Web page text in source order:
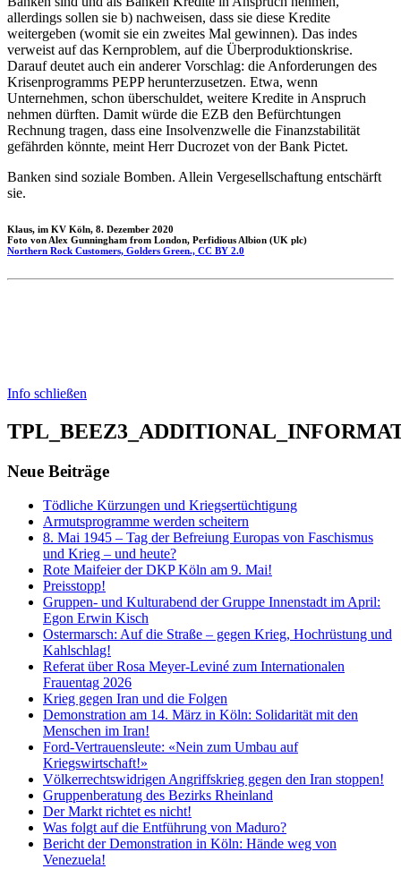
allerdings sollen sie b) nachweisen, dass sie diese Kredite
weitergeben (womit sie ein zweites Mal gewinnen). Das indes
verweist auf das Kernproblem, auf die Überproduktionskrise.
Darauf deutet auch ein anderer Vorschlag: die Anforderungen des
Krisenprogramms PEPP herunterzusetzen. Etwa, wenn
Unternehmen, schon überschuldet, weitere Kredite in Anspruch
nehmen dürften. Damit würde die EZB den Befürchtungen
Rechnung tragen, dass eine Insolvenzwelle die Finanzstabilität
gefährden könnte, meint Herr Ducrozet von der Bank Pictet.
Banken sind soziale Bomben. Allein Vergesellschaftung entschärft
sie.
Klaus, im KV Köln, 8. Dezember 2020
Foto von Alex Gunningham from London, Perfidious Albion (UK plc)
Northern Rock Customers, Golders Green., CC BY 2.0
Info schließen
Neue Beiträge
Tödliche Kürzungen und Kriegsertüchtigung
Armutsprogramme werden scheitern
8. Mai 1945 – Tag der Befreiung Europas von Faschismus
und Krieg – und heute?
Rote Maifeier der DKP Köln am 9. Mai!
Preisstopp!
Gruppen- und Kulturabend der Gruppe Innenstadt im April:
Egon Erwin Kisch
Ostermarsch: Auf die Straße – gegen Krieg, Hochrüstung und
Kahlschlag!
Referat über Rosa Meyer-Leviné zum Internationalen
Frauentag 2026
Krieg gegen Iran und die Folgen
Demonstration am 14. März in Köln: Solidarität mit den
Menschen im Iran!
Ford-Vertrauensleute: «Nein zum Umbau auf
Kriegswirtschaft!»
Völkerrechtswidrigen Angriffskrieg gegen den Iran stoppen!
Gruppenberatung des Bezirks Rheinland
Der Markt richtet es nicht!
Was folgt auf die Entführung von Maduro?
Bericht der Demonstration in Köln: Hände weg von
Venezuela!